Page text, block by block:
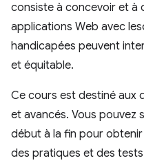
consiste à concevoir et à
applications Web avec
handicapées peuvent
et équitable.
Ce cours est destiné aux
et avancés. Vous pouvez
début à la fin pour
des pratiques et des